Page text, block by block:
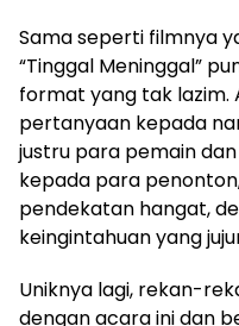
Sama seperti filmnya
“Tinggal Meninggal”
format yang tak
pertanyaan kepada
justru para pemain
kepada para
pendekatan hangat,
keingintahuan yang
Uniknya lagi, rekan-
dengan acara ini dan